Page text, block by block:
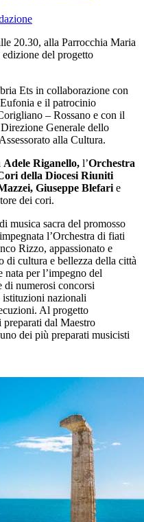
20.30, alla Parrocchia Maria
del progetto
Ets in collaborazione con
e il patrocinio
– Rossano e con il
Generale dello
alla Cultura.
Adele Riganello, l’Orchestra
della Diocesi Riuniti
Giuseppe Blefari e
dei cori.
musica sacra del promosso
l’Orchestra di fiati
Rizzo, appassionato e
di cultura e bellezza della città
per l’impegno del
numerosi concorsi
istituzioni nazionali
Al progetto
dal Maestro
dei più preparati musicisti